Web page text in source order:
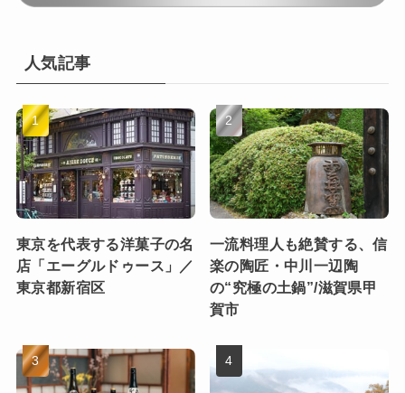
人気記事
東京を代表する洋菓子の名
店「エーグルドゥース」／
東京都新宿区
一流料理人も絶賛する、信
楽の陶匠・中川一辺陶
の“究極の土鍋”/滋賀県甲
賀市